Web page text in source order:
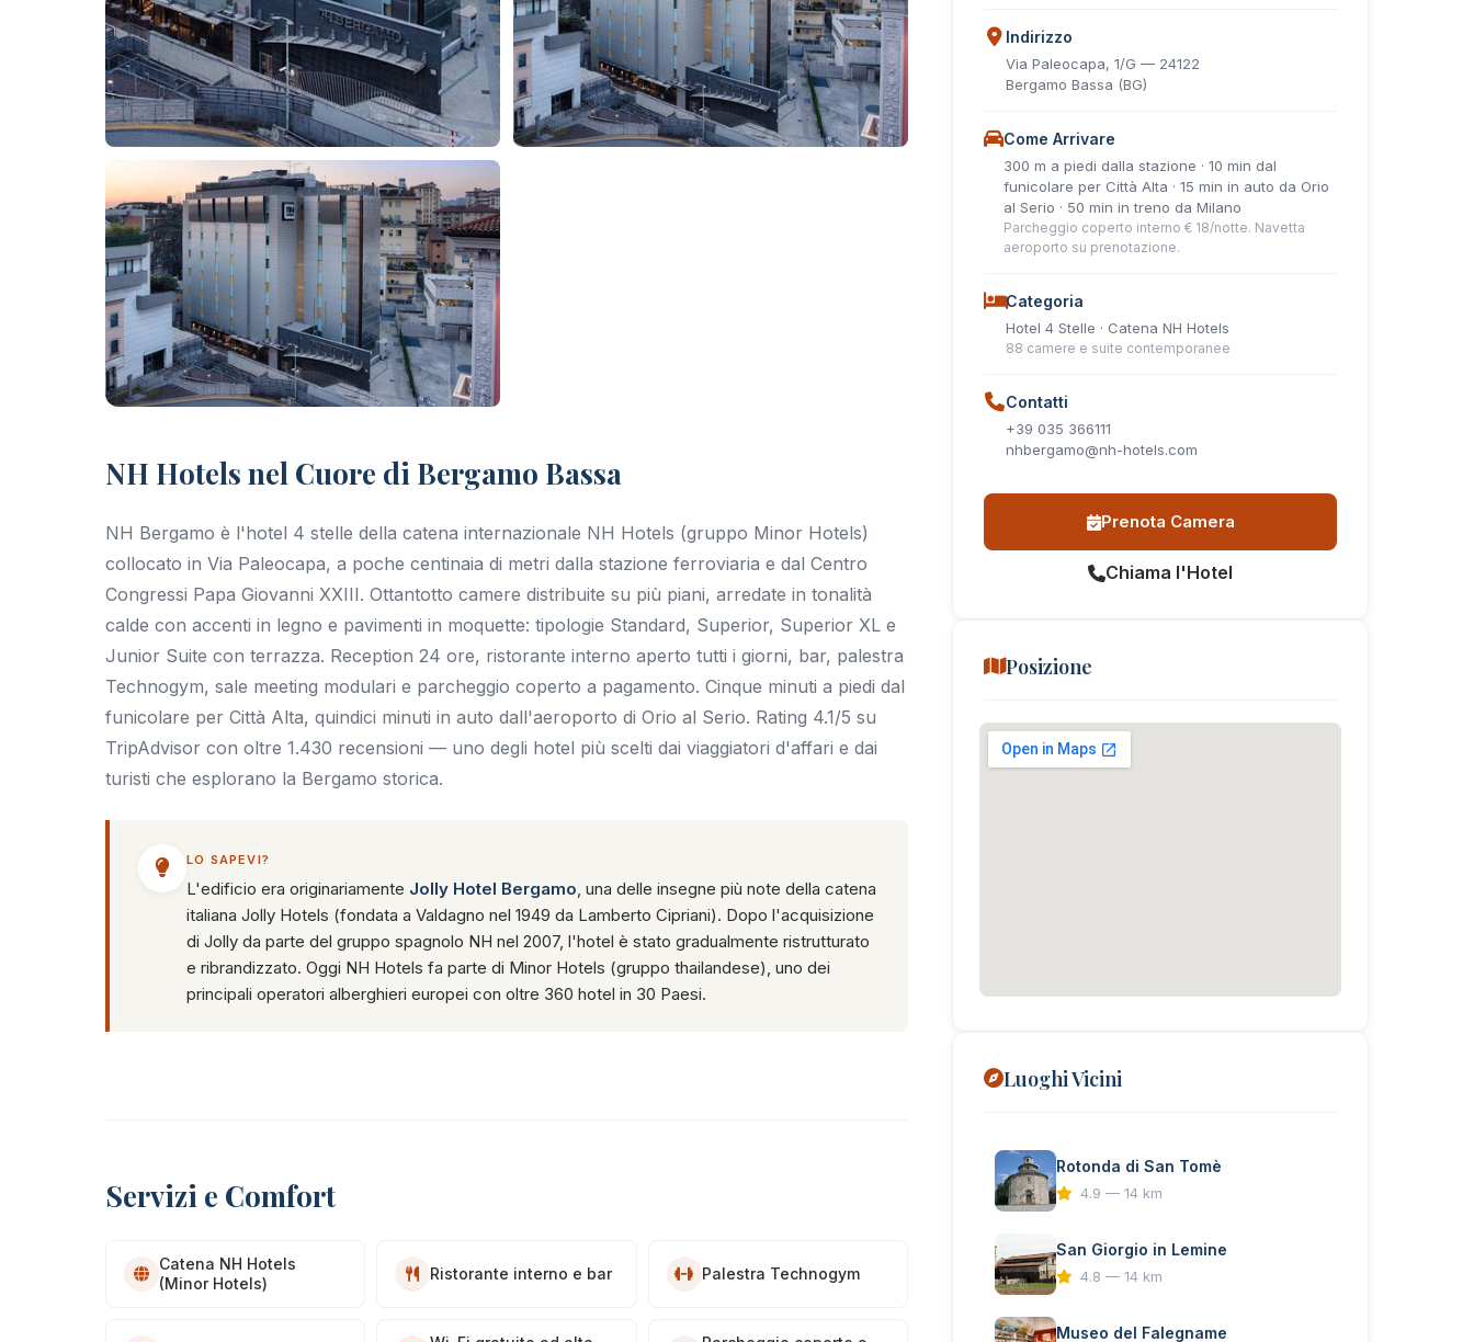
NH Hotels nel Cuore di Bergamo Bassa
NH Bergamo è l'hotel 4 stelle della catena internazionale NH Hotels (gruppo Minor Hotels)
collocato in Via Paleocapa, a poche centinaia di metri dalla stazione ferroviaria e dal Centro
Congressi Papa Giovanni XXIII. Ottantotto camere distribuite su più piani, arredate in tonalità
calde con accenti in legno e pavimenti in moquette: tipologie Standard, Superior, Superior XL e
Junior Suite con terrazza. Reception 24 ore, ristorante interno aperto tutti i giorni, bar, palestra
Technogym, sale meeting modulari e parcheggio coperto a pagamento. Cinque minuti a piedi dal
funicolare per Città Alta, quindici minuti in auto dall'aeroporto di Orio al Serio. Rating 4.1/5 su
TripAdvisor con oltre 1.430 recensioni — uno degli hotel più scelti dai viaggiatori d'affari e dai
turisti che esplorano la Bergamo storica.
LO SAPEVI?
L'edificio era originariamente Jolly Hotel Bergamo, una delle insegne più note della catena
italiana Jolly Hotels (fondata a Valdagno nel 1949 da Lamberto Cipriani). Dopo l'acquisizione
di Jolly da parte del gruppo spagnolo NH nel 2007, l'hotel è stato gradualmente ristrutturato
e ribrandizzato. Oggi NH Hotels fa parte di Minor Hotels (gruppo thailandese), uno dei
principali operatori alberghieri europei con oltre 360 hotel in 30 Paesi.
Servizi e Comfort
Catena NH Hotels
(Minor Hotels)
Ristorante interno e bar Palestra Technogym
Indirizzo
Via Paleocapa, 1/G — 24122
Bergamo Bassa (BG)
Come Arrivare
300 m a piedi dalla stazione · 10 min dal
funicolare per Città Alta · 15 min in auto da Orio
al Serio · 50 min in treno da Milano
Parcheggio coperto interno € 18/notte. Navetta
aeroporto su prenotazione.
Categoria
Hotel 4 Stelle · Catena NH Hotels
88 camere e suite contemporanee
Contatti
+39 035 366111
nhbergamo@nh-hotels.com
Prenota Camera
Chiama l'Hotel
Posizione
Luoghi Vicini
Rotonda di San Tomè
4.9 — 14 km
San Giorgio in Lemine
4.8 — 14 km
Museo del Falegname